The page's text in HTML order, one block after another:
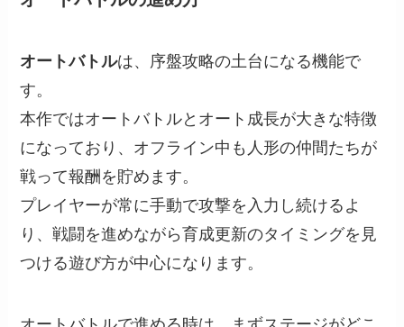
オートバトルは、序盤攻略の土台になる機能で
す。
本作ではオートバトルとオート成長が大きな特徴
になっており、オフライン中も人形の仲間たちが
戦って報酬を貯めます。
プレイヤーが常に手動で攻撃を入力し続けるよ
り、戦闘を進めながら育成更新のタイミングを見
つける遊び方が中心になります。